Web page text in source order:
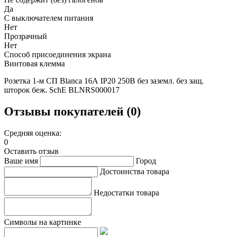
Да
С выключателем питания
Нет
Прозрачный
Нет
Способ присоединения экрана
Винтовая клемма
Розетка 1-м СП Blanca 16А IP20 250В без заземл. без защ.
шторок беж. SchE BLNRS000017
Отзывы покупателей (0)
Средняя оценка:
0
Оставить отзыв
Ваше имя
Город
Достоинства товара
Недостатки товара
Символы на картинке